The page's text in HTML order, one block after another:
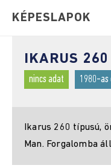
KÉPESLAPOK
IKARUS 260
nincs adat 1980-as
Ikarus 260 típusú,
Man. Forgalomba